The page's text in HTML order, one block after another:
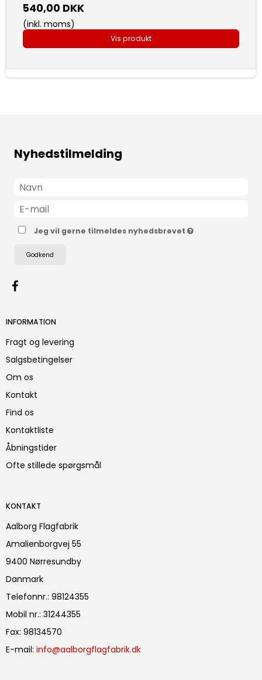
540,00 DKK
(inkl. moms)
Vis produkt
Nyhedstilmelding
Jeg vil gerne tilmeldes nyhedsbrevet
Godkend
INFORMATION
Fragt og levering
Salgsbetingelser
Om os
Kontakt
Find os
Kontaktliste
Åbningstider
Ofte stillede spørgsmål
KONTAKT
Aalborg Flagfabrik
Amalienborgvej 55
9400 Nørresundby
Danmark
Telefonnr.: 98124355
Mobil nr.: 31244355
Fax: 98134570
E-mail: info@aalborgflagfabrik.dk